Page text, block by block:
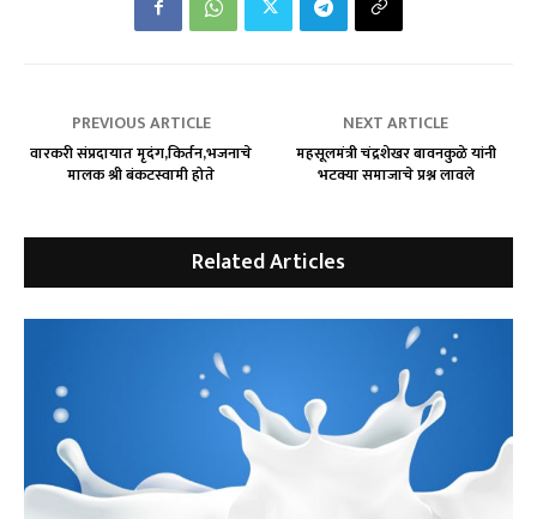
PREVIOUS ARTICLE
वारकरी संप्रदायात मृदंग,किर्तन,भजनाचे
मालक श्री बंकटस्वामी होते
NEXT ARTICLE
महसूलमंत्री चंद्रशेखर बावनकुळे यांनी
भटक्या समाजाचे प्रश्न लावले
Related Articles